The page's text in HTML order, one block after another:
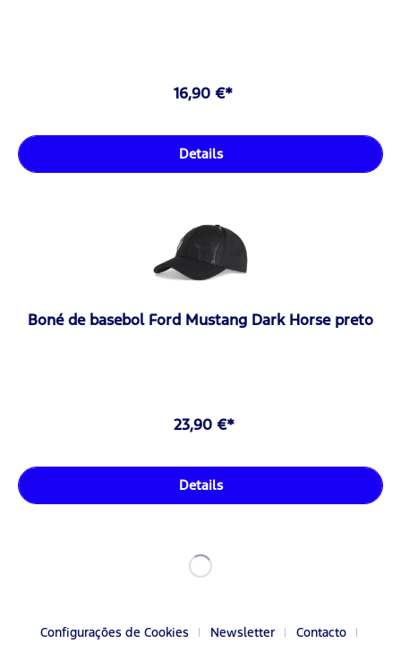
16,90 €*
Details
Boné de basebol Ford Mustang Dark Horse preto
23,90 €*
Details
Configurações de Cookies Newsletter
Contacto